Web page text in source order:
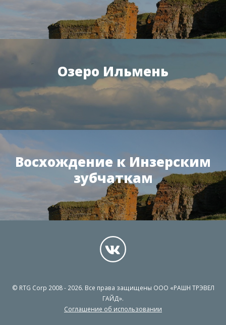
Озеро Ильмень
Восхождение к Инзерским
зубчаткам
© RTG Corp 2008 - 2026. Все права защищены ООО «РАШН ТРЭВЕЛ
ГАЙД».
Соглашение об использовании